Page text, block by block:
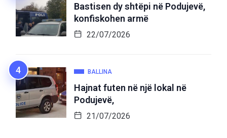
Bastisen dy shtëpi në Podujevë,
konfiskohen armë
22/07/2026
BALLINA
Hajnat futen në një lokal në
Podujevë,
21/07/2026